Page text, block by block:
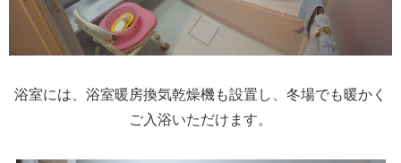
浴室には、浴室暖房換気乾燥機も設置し、冬場でも暖かく
ご入浴いただけます。